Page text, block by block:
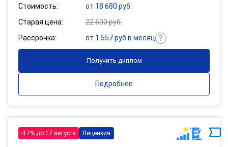
Стоимость:
от 18 680 руб.
Старая цена:
22 600 руб.
Рассрочка:
от 1 557 руб в месяц
Получить диплом
Подробнее
-17% до 17 августа Лицензия